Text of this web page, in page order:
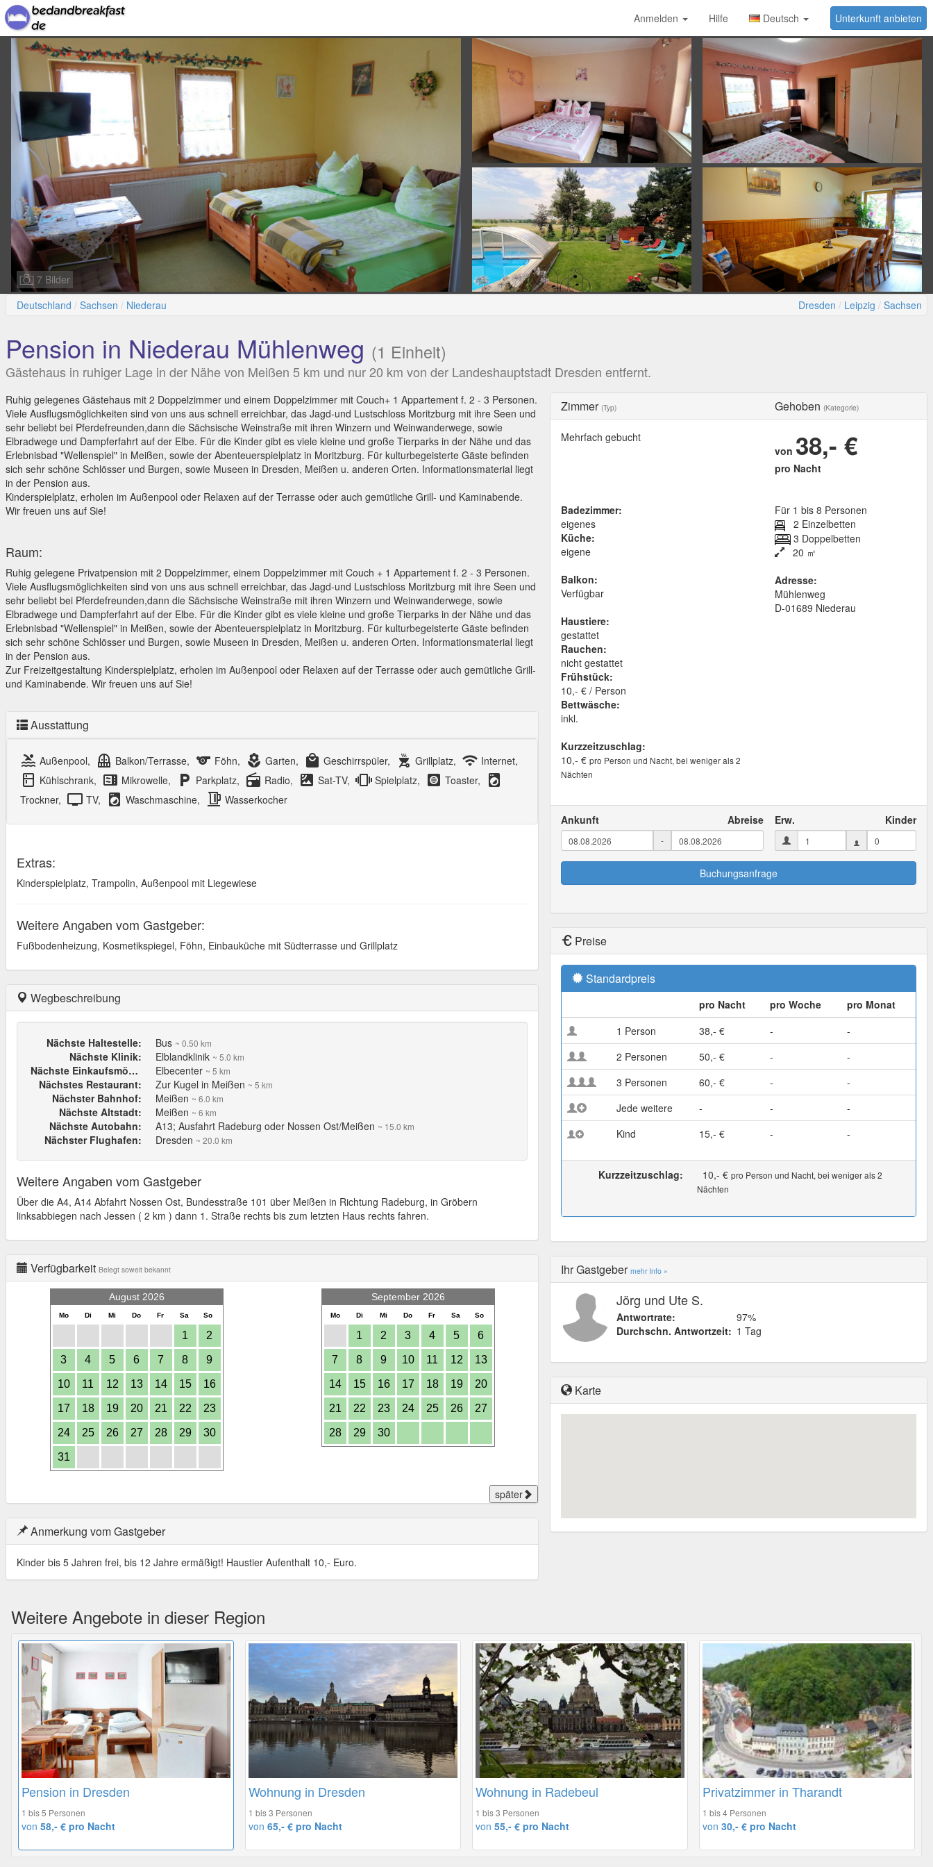
Unterkunft anbieten
Anmelden Hilfe Deutsch
7 Bilder
Deutschland
Sachsen Niederau Dresden Leipzig Sachsen
Pension in Niederau Mühlenweg (1 Einheit)
Gästehaus in ruhiger Lage in der Nähe von Meißen 5 km und nur 20 km von der Landeshauptstadt Dresden entfernt.
Zimmer (Typ) Gehoben (Kategorie)
Mehrfach gebucht
von 38,- €
pro Nacht
Badezimmer:
eigenes
Küche:
eigene
Balkon:
Verfügbar
Haustiere:
gestattet
Rauchen:
nicht gestattet
Frühstück:
10,- € / Person
Bettwäsche:
inkl.
Kurzzeitzuschlag:
10,- € pro Person und Nacht, bei weniger als 2
Nächten
Für 1 bis 8 Personen
2 Einzelbetten
3 Doppelbetten
20 ㎡
Adresse:
Mühlenweg
D-01689 Niederau
Ankunft Abreise
-
Erw. Kinder
Buchungsanfrage
Preise
Standardpreis
pro Nacht pro Woche
pro Monat
1 Person
38,- € -
-
2 Personen
50,- € -
-
3 Personen
60,- € -
-
Jede weitere
- -
-
Kind
15,- € - -
Kurzzeitzuschlag: 10,- € pro Person und Nacht, bei weniger als 2
Nächten
Ihr Gastgeber mehr Info »
Jörg und Ute S.
Antwortrate:
97%
Durchschn. Antwortzeit: 1 Tag
Karte
Ruhig gelegenes Gästehaus mit 2 Doppelzimmer und einem Doppelzimmer mit Couch+ 1 Appartement f. 2 - 3 Personen.
Viele Ausflugsmöglichkeiten sind von uns aus schnell erreichbar, das Jagd-und Lustschloss Moritzburg mit ihre Seen und
sehr beliebt bei Pferdefreunden,dann die Sächsische Weinstraße mit ihren Winzern und Weinwanderwege, sowie
Elbradwege und Dampferfahrt auf der Elbe. Für die Kinder gibt es viele kleine und große Tierparks in der Nähe und das
Erlebnisbad "Wellenspiel" in Meißen, sowie der Abenteuerspielplatz in Moritzburg. Für kulturbegeisterte Gäste befinden
sich sehr schöne Schlösser und Burgen, sowie Museen in Dresden, Meißen u. anderen Orten. Informationsmaterial liegt
in der Pension aus.
Kinderspielplatz, erholen im Außenpool oder Relaxen auf der Terrasse oder auch gemütliche Grill- und Kaminabende.
Wir freuen uns auf Sie!
Raum:
Ruhig gelegene Privatpension mit 2 Doppelzimmer, einem Doppelzimmer mit Couch + 1 Appartement f. 2 - 3 Personen.
Viele Ausflugsmöglichkeiten sind von uns aus schnell erreichbar, das Jagd-und Lustschloss Moritzburg mit ihre Seen und
sehr beliebt bei Pferdefreunden,dann die Sächsische Weinstraße mit ihren Winzern und Weinwanderwege, sowie
Elbradwege und Dampferfahrt auf der Elbe. Für die Kinder gibt es viele kleine und große Tierparks in der Nähe und das
Erlebnisbad "Wellenspiel" in Meißen, sowie der Abenteuerspielplatz in Moritzburg. Für kulturbegeisterte Gäste befinden
sich sehr schöne Schlösser und Burgen, sowie Museen in Dresden, Meißen u. anderen Orten. Informationsmaterial liegt
in der Pension aus.
Zur Freizeitgestaltung Kinderspielplatz, erholen im Außenpool oder Relaxen auf der Terrasse oder auch gemütliche Grill-
und Kaminabende. Wir freuen uns auf Sie!
Ausstattung
pool Außenpool, balcony Balkon/Terrasse, sports Föhn, local_florist Garten, local_mall Geschirrspüler, outdoor_grill Grillplatz, wifi Internet,
kitchen Kühlschrank, microwave Mikrowelle, local_parking Parkplatz, radio Radio, satellite Sat-TV, vibration Spielplatz, hvac Toaster, local_laundry_service
Trockner, tv TV, local_laundry_service Waschmaschine, kettle Wasserkocher
Extras:
Kinderspielplatz, Trampolin, Außenpool mit Liegewiese
Weitere Angaben vom Gastgeber:
Fußbodenheizung, Kosmetikspiegel, Föhn, Einbauküche mit Südterrasse und Grillplatz
Wegbeschreibung
Nächste Haltestelle: Bus ~ 0.50 km
Nächste Klinik: Elblandklinik ~ 5.0 km
Nächste Einkaufsmöglichkeit: Elbecenter ~ 5 km
Nächstes Restaurant: Zur Kugel in Meißen ~ 5 km
Nächster Bahnhof: Meißen ~ 6.0 km
Nächste Altstadt: Meißen ~ 6 km
Nächste Autobahn: A13; Ausfahrt Radeburg oder Nossen Ost/Meißen ~ 15.0 km
Nächster Flughafen: Dresden ~ 20.0 km
Weitere Angaben vom Gastgeber
Über die A4, A14 Abfahrt Nossen Ost, Bundesstraße 101 über Meißen in Richtung Radeburg, in Gröbern
linksabbiegen nach Jessen ( 2 km ) dann 1. Straße rechts bis zum letzten Haus rechts fahren.
Verfügbarkeit Belegt soweit bekannt
August 2026
Mo Di Mi Do Fr Sa So
1 2
3 4 5 6 7 8 9
10 11 12 13 14 15 16
17 18 19 20 21 22 23
24 25 26 27 28 29 30
31
September 2026
Mo Di Mi Do Fr Sa So
1 2 3 4 5 6
7 8 9 10 11 12 13
14 15 16 17 18 19 20
21 22 23 24 25 26 27
28 29 30
später
Anmerkung vom Gastgeber
Kinder bis 5 Jahren frei, bis 12 Jahre ermäßigt! Haustier Aufenthalt 10,- Euro.
Weitere Angebote in dieser Region
Pension in Dresden
1 bis 5 Personen
von 58,- € pro Nacht
Wohnung in Dresden
1 bis 3 Personen
von 65,- € pro Nacht
Wohnung in Radebeul
1 bis 3 Personen
von 55,- € pro Nacht
Privatzimmer in Tharandt
1 bis 4 Personen
von 30,- € pro Nacht